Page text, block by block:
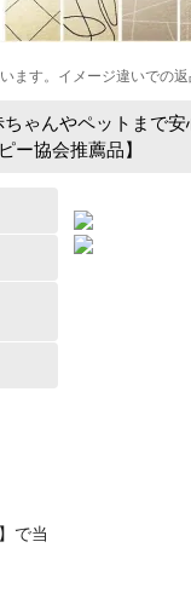
す。イメージ違いでの
ゃんやペットまで
協会推薦品】
で当